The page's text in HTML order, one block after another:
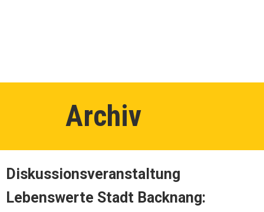
Archiv
Diskussionsveranstaltung
Lebenswerte Stadt Backnang: